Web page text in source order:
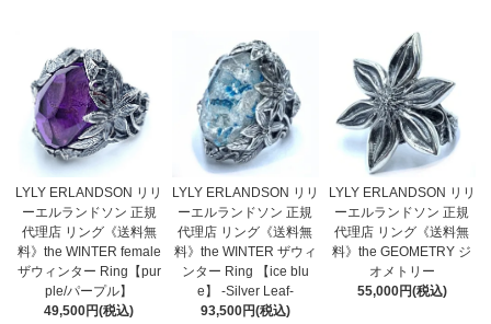
LYLY ERLANDSON リリ
ーエルランドソン 正規
代理店 リング《送料無
料》the WINTER female
ザウィンター Ring【pur
ple/パープル】
49,500円(税込)
LYLY ERLANDSON リリ
ーエルランドソン 正規
代理店 リング《送料無
料》the WINTER ザウィ
ンター Ring 【ice blu
e】 -Silver Leaf-
93,500円(税込)
LYLY ERLANDSON リリ
ーエルランドソン 正規
代理店 リング《送料無
料》the GEOMETRY ジ
オメトリー
55,000円(税込)